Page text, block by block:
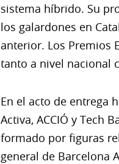
sistema híbrido. Su
los galardones en
anterior. Los Premios
tanto a nivel nacional
En el acto de entrega
Activa, ACCIÓ y Tech
formado por figuras
general de Barcelona